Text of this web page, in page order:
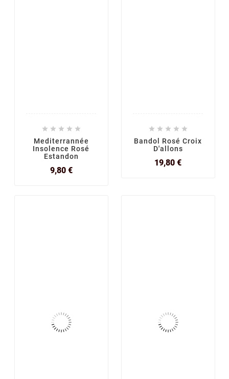
    
Mediterrannée
Insolence Rosé
Estandon
9,80 €Prix
    
Bandol Rosé Croix
D'allons
19,80 €Prix